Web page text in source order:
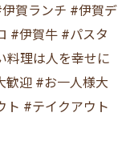
賀ランチ #伊賀デ
#伊賀牛 #パスタ
料理は人を幸せに
歓迎 #お一人様大
ト #テイクアウト